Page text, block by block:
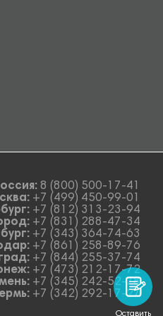
8 (800) 500-17-41
+7 (499) 450-99-01
+7 (812) 313-23-94
+7 (831) 288-47-34
+7 (343) 364-74-63
+7 (861) 258-89-76
+7 (844) 255-37-74
+7 (473) 212-17-72
+7 (345) 242-52-78
+7 (342) 292-17-27
Оставить